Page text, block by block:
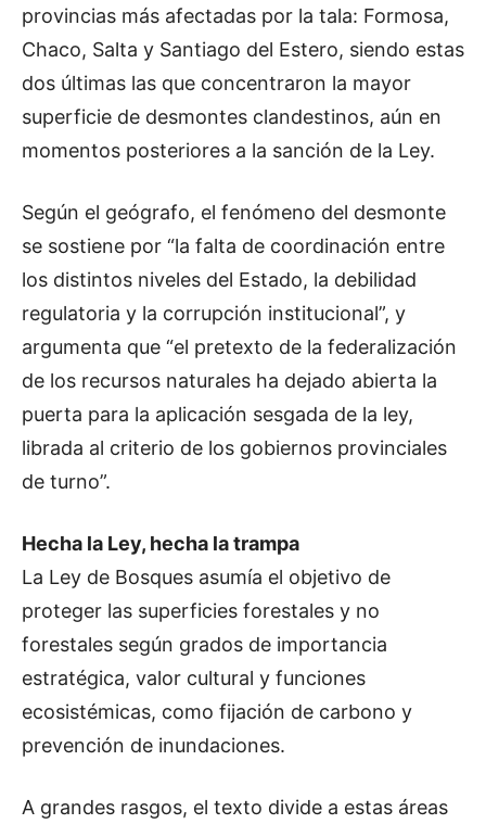
provincias más afectadas por la tala: Formosa,
Chaco, Salta y Santiago del Estero, siendo estas
dos últimas las que concentraron la mayor
superficie de desmontes clandestinos, aún en
momentos posteriores a la sanción de la Ley.
Según el geógrafo, el fenómeno del desmonte
se sostiene por “la falta de coordinación entre
los distintos niveles del Estado, la debilidad
regulatoria y la corrupción institucional”, y
argumenta que “el pretexto de la federalización
de los recursos naturales ha dejado abierta la
puerta para la aplicación sesgada de la ley,
librada al criterio de los gobiernos provinciales
de turno”.
Hecha la Ley, hecha la trampa
La Ley de Bosques asumía el objetivo de
proteger las superficies forestales y no
forestales según grados de importancia
estratégica, valor cultural y funciones
ecosistémicas, como fijación de carbono y
prevención de inundaciones.
A grandes rasgos, el texto divide a estas áreas